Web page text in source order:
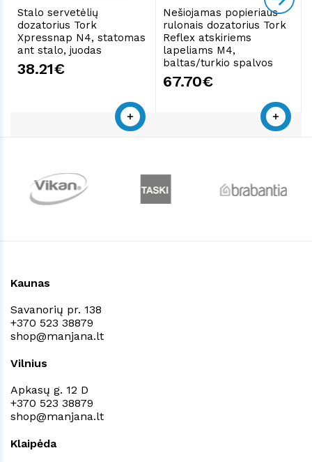
Stalo servetėlių
dozatorius Tork
Xpressnap N4, statomas
ant stalo, juodas
38.21€
Nešiojamas popieriaus
rulonais dozatorius Tork
Reflex atskiriems
lapeliams M4,
baltas/turkio spalvos
67.70€
Kaunas
Savanorių pr. 138
+370 523 38879
shop@manjana.lt
Vilnius
Apkasų g. 12 D
+370 523 38879
shop@manjana.lt
Klaipėda